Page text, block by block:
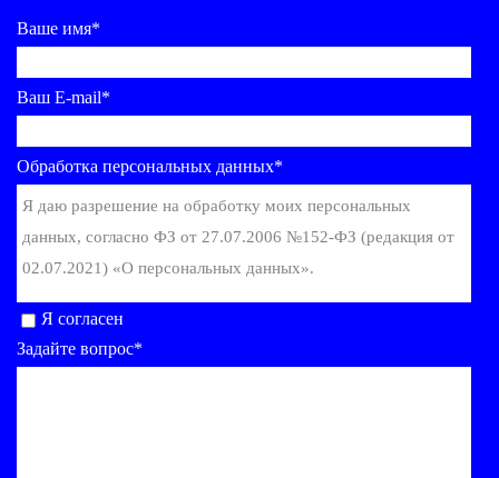
Ваше имя*
Ваш E-mail*
Обработка персональных данных*
Я даю разрешение на обработку моих персональных
данных, согласно ФЗ от 27.07.2006 №152-ФЗ (редакция от
02.07.2021) «О персональных данных».
Я согласен
Задайте вопрос*